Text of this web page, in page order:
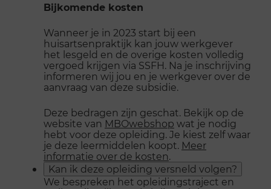
Bijkomende kosten
Wanneer je in 2023 start bij een
huisartsenpraktijk kan jouw werkgever
het lesgeld en de overige kosten volledig
vergoed krijgen via SSFH. Na je inschrijving
informeren wij jou en je werkgever over de
aanvraag van deze subsidie.
Deze bedragen zijn geschat. Bekijk op de
website van MBOwebshop wat je nodig
hebt voor deze opleiding. Je kiest zelf waar
je deze leermiddelen koopt. Meer
informatie over de kosten.
Kan ik deze opleiding versneld volgen?
We bespreken het opleidingstraject en